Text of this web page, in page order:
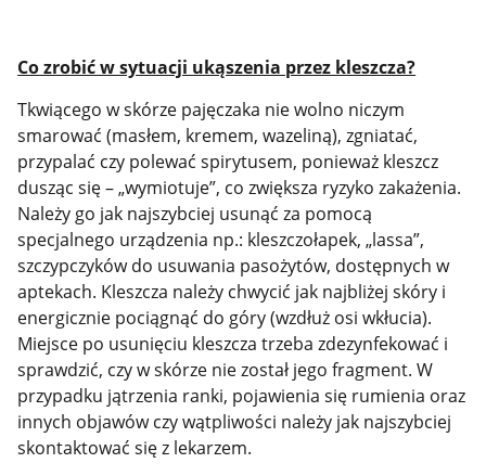
Co zrobić w sytuacji ukąszenia przez kleszcza?
Tkwiącego w skórze pajęczaka nie wolno niczym
smarować (masłem, kremem, wazeliną), zgniatać,
przypalać czy polewać spirytusem, ponieważ kleszcz
dusząc się – „wymiotuje”, co zwiększa ryzyko zakażenia.
Należy go jak najszybciej usunąć za pomocą
specjalnego urządzenia np.: kleszczołapek, „lassa”,
szczypczyków do usuwania pasożytów, dostępnych w
aptekach. Kleszcza należy chwycić jak najbliżej skóry i
energicznie pociągnąć do góry (wzdłuż osi wkłucia).
Miejsce po usunięciu kleszcza trzeba zdezynfekować i
sprawdzić, czy w skórze nie został jego fragment. W
przypadku jątrzenia ranki, pojawienia się rumienia oraz
innych objawów czy wątpliwości należy jak najszybciej
skontaktować się z lekarzem.